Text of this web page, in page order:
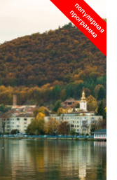
популярная
программа